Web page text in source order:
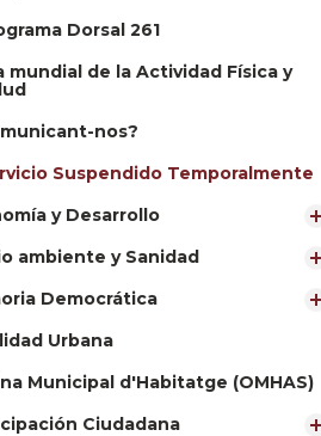
Dorsal 261
mundial de la Actividad Física y
nos?
Suspendido Temporalmente
y Desarrollo
ambiente y Sanidad
Democrática
Urbana
Municipal d'Habitatge (OMHAS)
Ciudadana